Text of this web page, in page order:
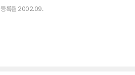
등록월 2002.09.